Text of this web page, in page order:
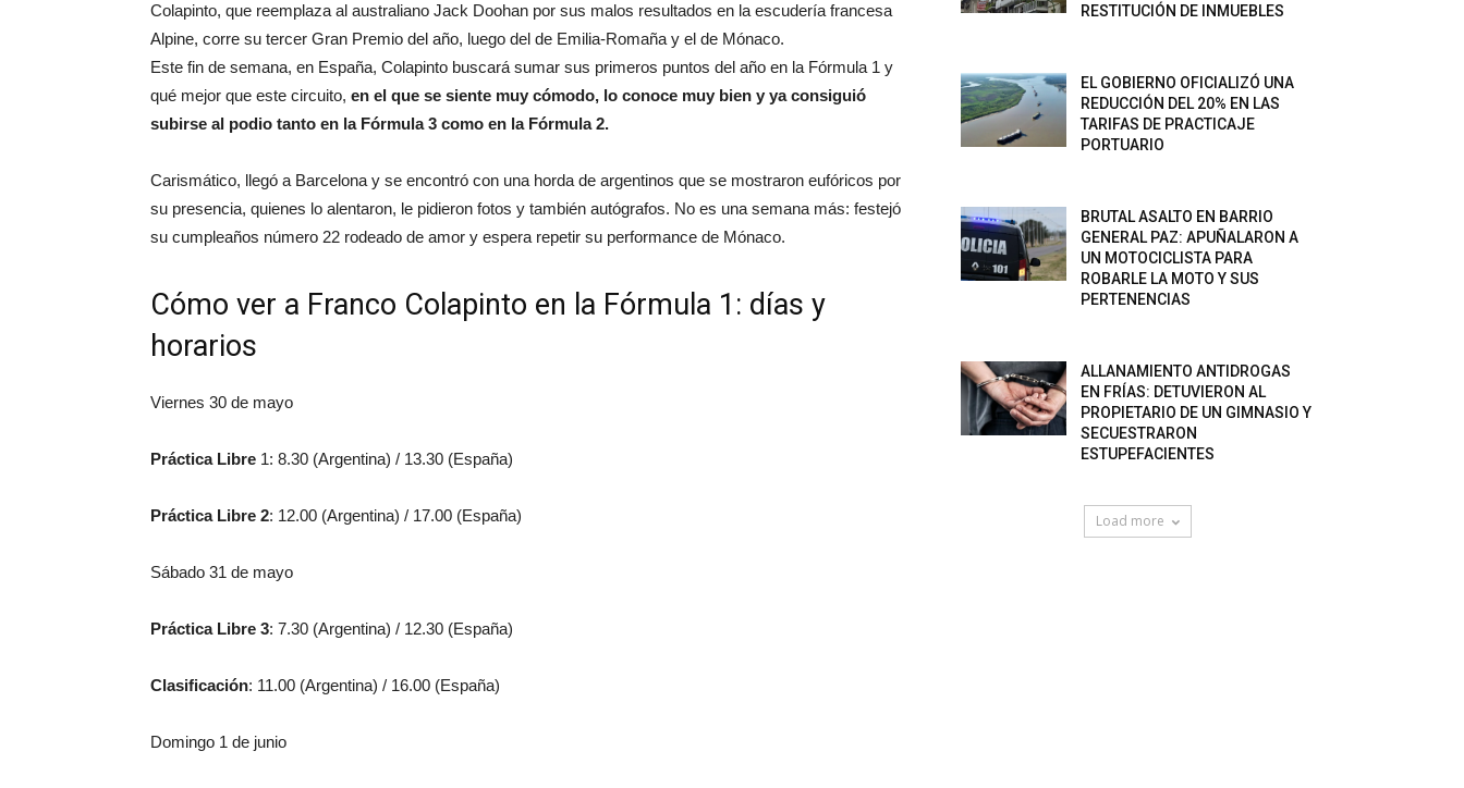
Colapinto, que reemplaza al australiano Jack Doohan por sus malos resultados en la escudería francesa
Alpine, corre su tercer Gran Premio del año, luego del de Emilia-Romaña y el de Mónaco.
Este fin de semana, en España, Colapinto buscará sumar sus primeros puntos del año en la Fórmula 1 y
qué mejor que este circuito, en el que se siente muy cómodo, lo conoce muy bien y ya consiguió
subirse al podio tanto en la Fórmula 3 como en la Fórmula 2.
Carismático, llegó a Barcelona y se encontró con una horda de argentinos que se mostraron eufóricos por
su presencia, quienes lo alentaron, le pidieron fotos y también autógrafos. No es una semana más: festejó
su cumpleaños número 22 rodeado de amor y espera repetir su performance de Mónaco.
Cómo ver a Franco Colapinto en la Fórmula 1: días y
horarios
Viernes 30 de mayo
Práctica Libre 1: 8.30 (Argentina) / 13.30 (España)
Práctica Libre 2: 12.00 (Argentina) / 17.00 (España)
Sábado 31 de mayo
Práctica Libre 3: 7.30 (Argentina) / 12.30 (España)
Clasificación: 11.00 (Argentina) / 16.00 (España)
Domingo 1 de junio
RESTITUCIÓN DE INMUEBLES
EL GOBIERNO OFICIALIZÓ UNA
REDUCCIÓN DEL 20% EN LAS
TARIFAS DE PRACTICAJE
PORTUARIO
BRUTAL ASALTO EN BARRIO
GENERAL PAZ: APUÑALARON A
UN MOTOCICLISTA PARA
ROBARLE LA MOTO Y SUS
PERTENENCIAS
ALLANAMIENTO ANTIDROGAS
EN FRÍAS: DETUVIERON AL
PROPIETARIO DE UN GIMNASIO Y
SECUESTRARON
ESTUPEFACIENTES
Load more